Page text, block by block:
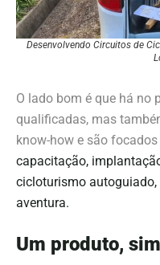
Desenvolvendo Circuitos de
O lado bom é que há no
qualificadas, mas
know-how e são
capacitação,
cicloturismo
aventura.
Um produto,